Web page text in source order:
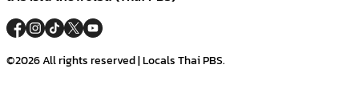
©2026 All rights reserved | Locals Thai PBS.